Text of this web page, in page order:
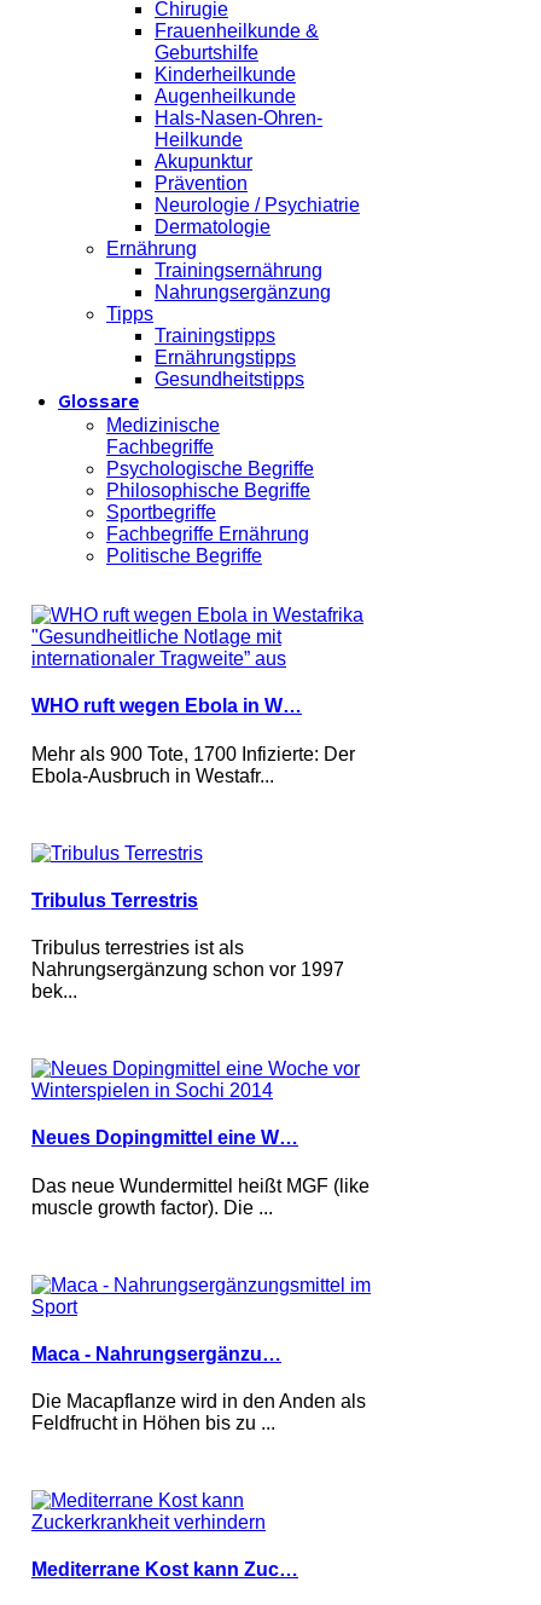
Chirugie
Frauenheilkunde &
Geburtshilfe
Kinderheilkunde
Augenheilkunde
Hals-Nasen-Ohren-
Heilkunde
Akupunktur
Prävention
Neurologie / Psychiatrie
Dermatologie
Ernährung
Trainingsernährung
Nahrungsergänzung
Tipps
Trainingstipps
Ernährungstipps
Gesundheitstipps
Glossare
Medizinische
Fachbegriffe
Psychologische Begriffe
Philosophische Begriffe
Sportbegriffe
Fachbegriffe Ernährung
Politische Begriffe
WHO ruft wegen Ebola in W…
Mehr als 900 Tote, 1700 Infizierte: Der
Ebola-Ausbruch in Westafr...
Tribulus Terrestris
Tribulus terrestries ist als
Nahrungsergänzung schon vor 1997
bek...
Neues Dopingmittel eine W…
Das neue Wundermittel heißt MGF (like
muscle growth factor). Die ...
Maca - Nahrungsergänzu…
Die Macapflanze wird in den Anden als
Feldfrucht in Höhen bis zu ...
Mediterrane Kost kann Zuc…